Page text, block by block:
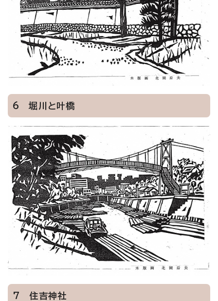
6 堀川と叶橋
7 住吉神社